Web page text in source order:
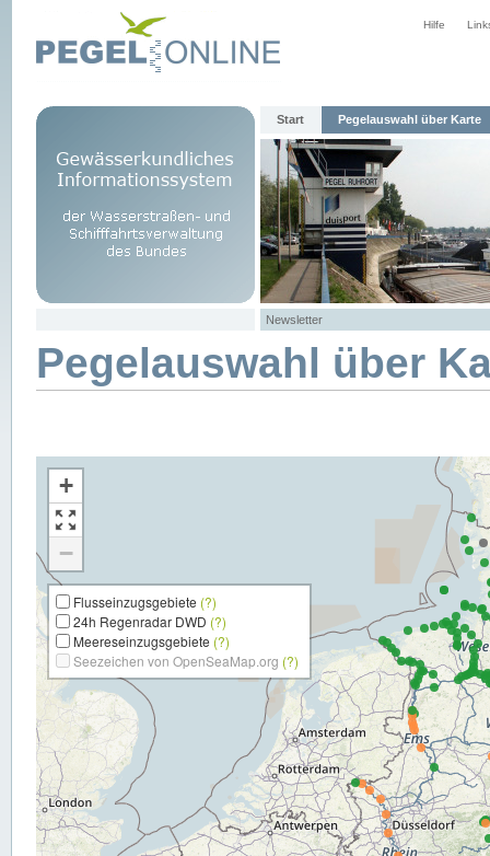
Hilfe
Start Pegelauswahl über Karte
Newsletter
Pegelauswahl über
+
−
Flusseinzugsgebiete (?)
24h Regenradar DWD (?)
Meereseinzugsgebiete (?)
Seezeichen von OpenSeaMap.org (?)